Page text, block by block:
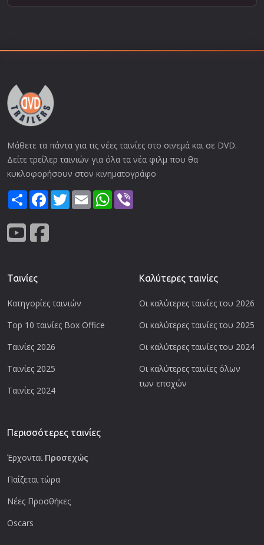
Μάθετε τα πάντα για τις νέες ταινίες στο σινεμά και σε DVD.
Δείτε τρείλερ ταινιών για όλα τα νέα φιλμ που θα
κυκλοφορήσουν στον κινηματογράφο
ShareFacebook
TwitterEmail WhatsApp
Ταινίες
Κατηγορίες ταινιών
Top 10 ταινίες Box Office
Ταινίες 2026
Ταινίες 2025
Ταινίες 2024
Καλύτερες ταινίες
Οι καλύτερες ταινίες του 2026
Οι καλύτερες ταινίες του 2025
Οι καλύτερες ταινίες του 2024
Οι καλύτερες ταινίες όλων
των εποχών
Περισσότερες ταινίες
Έρχονται Προσεχώς
Παίζεται τώρα
Νέες Προσθήκες
Oscars